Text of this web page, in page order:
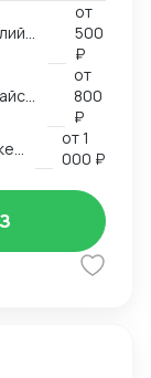
язык B2,
по
приложения
из Китая,
в
Письменный перевод с русского на английский язык и наоборот на любую заданную тему
от
500
₽
Письменный перевод с русского на китайский язык и наоборот на любую заданную тему
от
800
₽
от1
000 ₽